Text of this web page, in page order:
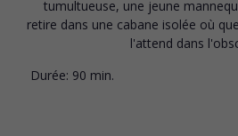
tumultueuse, une jeune
retire dans une cabane isolée où
l'attend dans
Durée: 90 min.